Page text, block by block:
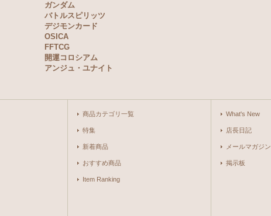
ガンダム
バトルスピリッツ
デジモンカード
OSICA
FFTCG
開運コロシアム
アンジュ・ユナイト
商品カテゴリ一覧
特集
新着商品
おすすめ商品
Item Ranking
What's New
店長日記
メールマガジン
掲示板